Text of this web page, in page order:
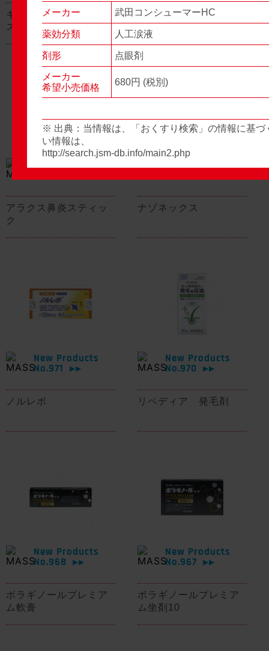
キャベジンコーワαプラ
ス顆粒
グロンサン用刃棒
アラクス鼻炎スティッ
ク
ナゾネックス
New Products
No.971
▶▶
ノルレボ
New Products
No.970
▶▶
リペディア 発毛剤
New Products
No.968
▶▶
ボラギノールプレミア
ム軟膏
New Products
No.967
▶▶
ボラギノールプレミア
ム坐剤10
メーカー 武田コンシューマーHC
薬効分類 人工涙液
剤形 点眼剤
メーカー
希望小売価格
680円 (税別)
※ 出典：当情報は、「おくすり検索」の情報に基づ
い情報は、
http://search.jsm-db.info/main2.php